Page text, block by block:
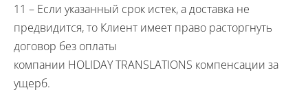
11 – Если указанный срок истек, а доставка не
предвидится, то Клиент имеет право расторгнуть
договор без оплаты
компании HOLIDAYTRANSLATIONS компенсации за
ущерб.